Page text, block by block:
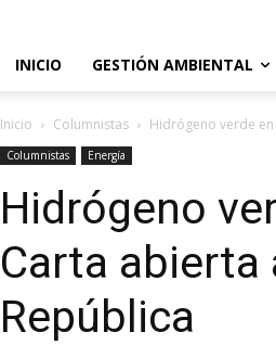
INICIO GESTIÓN AMBIENTAL
Inicio Columnistas Hidrógeno verde
Columnistas Energía
Hidrógeno
Carta abierta
República